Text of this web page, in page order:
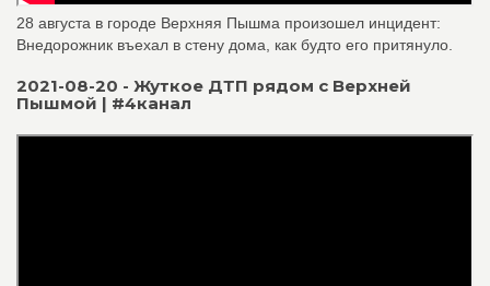
28 августа в городе Верхняя Пышма произошел инцидент:
Внедорожник въехал в стену дома, как будто его притянуло.
2021-08-20 - Жуткое ДТП рядом с Верхней
Пышмой | #4канал